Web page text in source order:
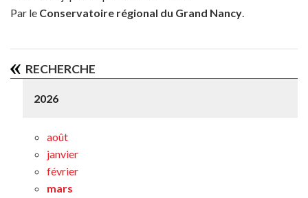
Par le Conservatoire régional du Grand Nancy.
RECHERCHE
2026
août
janvier
février
mars